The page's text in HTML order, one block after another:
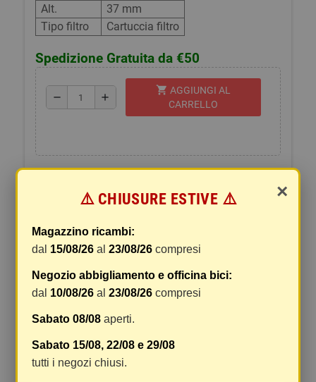
Alt.
37 mm
Tipo filtro
Cartuccia filtro
Spedizione Gratuita da €50
remove add
shopping_cart AGGIUNGI AL
CARRELLO
Codici originali:
SSANGYONG
Montato su:
SSANGYONG
Commenti (0)
×
⚠️ CHIUSURE ESTIVE ⚠️
Magazzino ricambi:
dal 15/08/26 al23/08/26 compresi
Negozio abbigliamento e officina bici:
dal 10/08/26 al23/08/26 compresi
Sabato 08/08 aperti.
Sabato 15/08, 22/08 e 29/08
tutti i negozi chiusi.